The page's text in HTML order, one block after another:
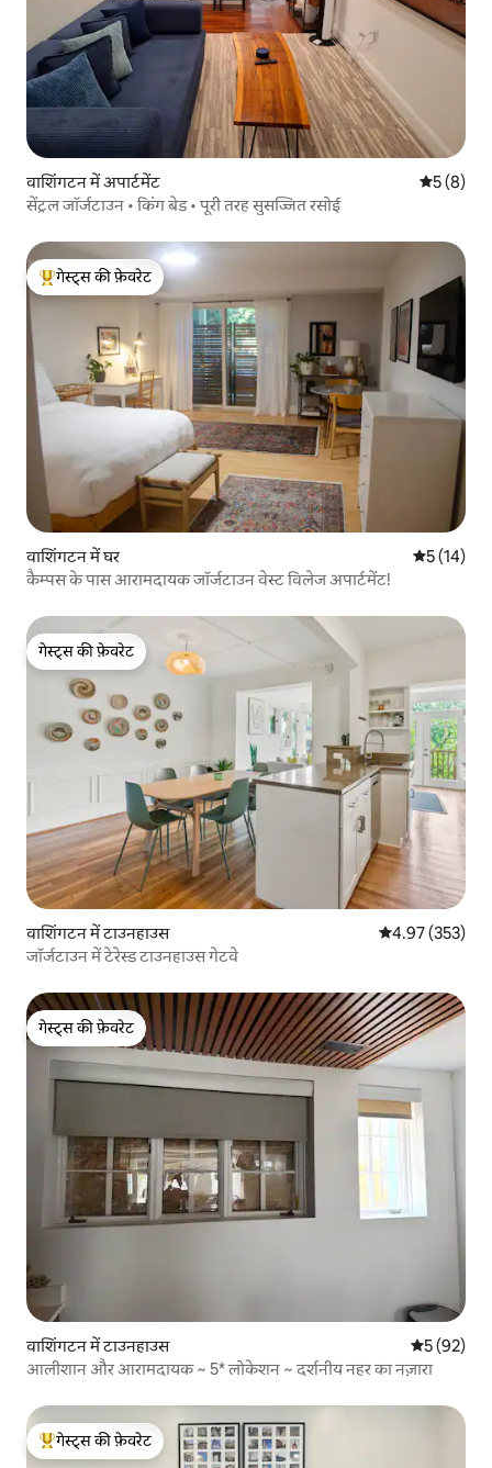
वाशिंगटन में अपार्टमेंट औसत रेटिंग
5 (8)
सेंट्रल जॉर्जटाउन • किंग बेड • पूरी तरह सुसज्जित रसोई
गेस्ट्स का टॉप फ़ेवरेट
गेस्ट्स की फ़ेवरेट
वाशिंगटन में घर औसत रेटिंग
5 (14)
कैम्पस के पास आरामदायक जॉर्जटाउन वेस्ट विलेज अपार्टमेंट!
गेस्ट्स की फ़ेवरेट
गेस्ट्स की फ़ेवरेट
वाशिंगटन में टाउनहाउस औसत रेटिंग 5 में से
4.97 (353)
जॉर्जटाउन में टेरेस्ड टाउनहाउस गेटवे
गेस्ट्स की फ़ेवरेट
गेस्ट्स की फ़ेवरेट
वाशिंगटन में टाउनहाउस औसत रेटिंग
5 (92)
आलीशान और आरामदायक ~ 5* लोकेशन ~ दर्शनीय नहर का नज़ारा
गेस्ट्स का टॉप फ़ेवरेट
गेस्ट्स की फ़ेवरेट